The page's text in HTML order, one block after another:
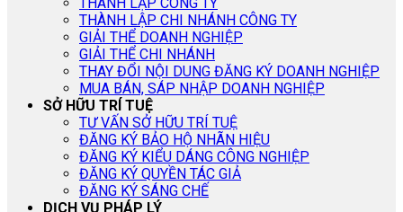
THÀNH LẬP CHI NHÁNH CÔNG TY
GIẢI THỂ DOANH NGHIỆP
GIẢI THỂ CHI NHÁNH
THAY ĐỔI NỘI DUNG ĐĂNG KÝ DOANH NGHIỆP
MUA BÁN, SÁP NHẬP DOANH NGHIỆP
SỞ HỮU TRÍ TUỆ
TƯ VẤN SỞ HỮU TRÍ TUỆ
ĐĂNG KÝ BẢO HỘ NHÃN HIỆU
ĐĂNG KÝ KIỂU DÁNG CÔNG NGHIỆP
ĐĂNG KÝ QUYỀN TÁC GIẢ
ĐĂNG KÝ SÁNG CHẾ
DỊCH VỤ PHÁP LÝ